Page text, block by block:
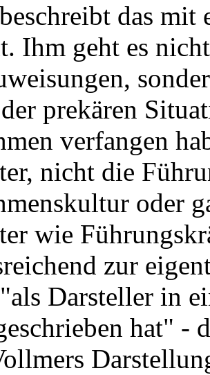
das
Ihm geht es
prekären
verfangen
nicht die
oder
wie
zur
Darsteller in
hat" -